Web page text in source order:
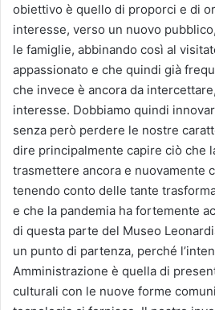
obiettivo è quello di proporci e di
interesse, verso un nuovo
le famiglie, abbinando così al
appassionato e che quindi già
che invece è ancora da
interesse. Dobbiamo quindi
senza però perdere le nostre
dire principalmente capire ciò che
trasmettere ancora e nuovamente
tenendo conto delle tante
e che la pandemia ha fortemente
di questa parte del Museo
un punto di partenza, perché
Amministrazione è quella di
culturali con le nuove forme